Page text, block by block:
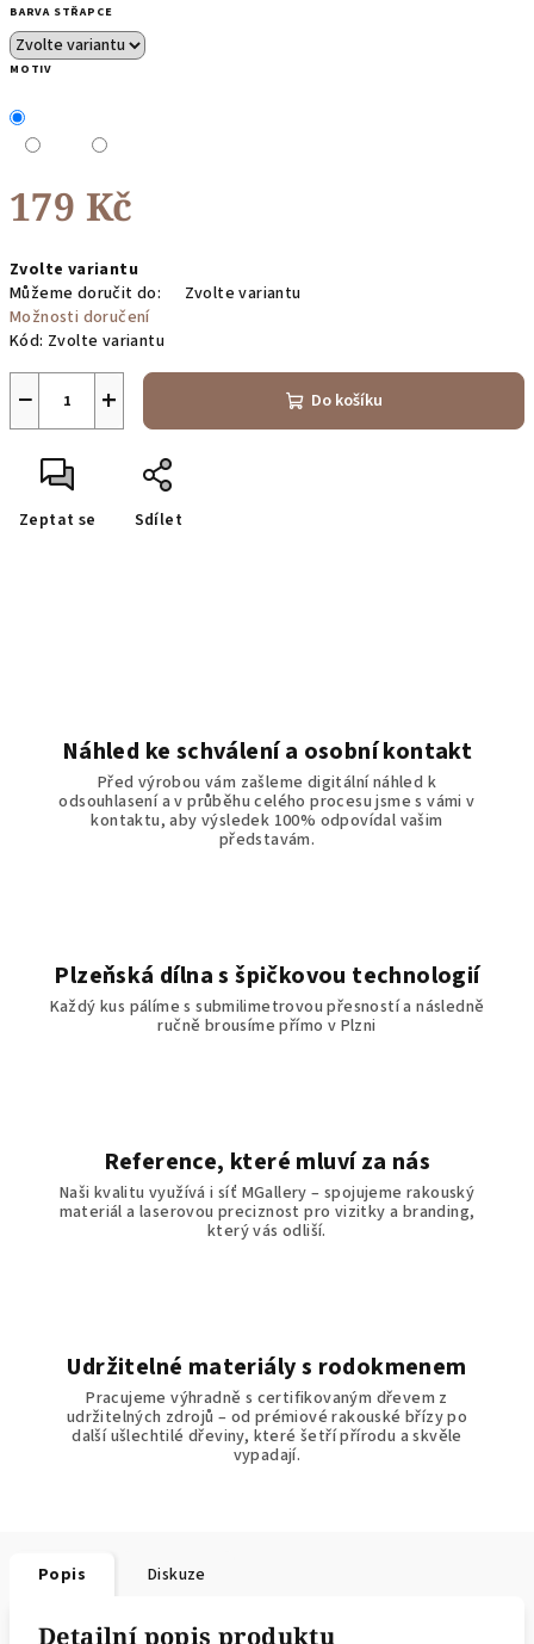
BARVA STŘAPCE
MOTIV
179 Kč
cena:
Zvolte variantu
Můžeme doručit do:
Zvolte variantu
Možnosti doručení
Kód: Zvolte variantu
+
− Do košíku
Zeptat se Sdílet
Náhled ke schválení a osobní kontakt
Před výrobou vám zašleme digitální náhled k
odsouhlasení a v průběhu celého procesu jsme s vámi v
kontaktu, aby výsledek 100% odpovídal vašim
představám.
Plzeňská dílna s špičkovou technologií
Každý kus pálíme s submilimetrovou přesností a následně
ručně brousíme přímo v Plzni
Reference, které mluví za nás
Naši kvalitu využívá i síť MGallery – spojujeme rakouský
materiál a laserovou preciznost pro vizitky a branding,
který vás odliší.
Udržitelné materiály s rodokmenem
Pracujeme výhradně s certifikovaným dřevem z
udržitelných zdrojů – od prémiové rakouské břízy po
další ušlechtilé dřeviny, které šetří přírodu a skvěle
vypadají.
Popis Diskuze
Detailní popis produktu